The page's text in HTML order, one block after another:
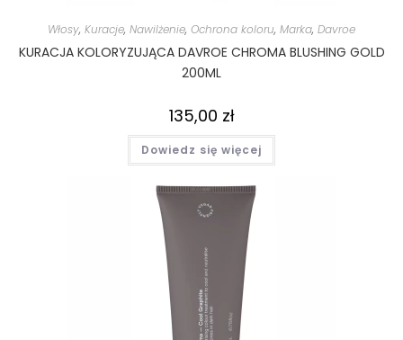
Włosy, Kuracje, Nawilżenie, Ochrona koloru, Marka, Davroe
KURACJA KOLORYZUJĄCA DAVROE CHROMA BLUSHING GOLD
200ML
135,00 zł
Dowiedz się więcej